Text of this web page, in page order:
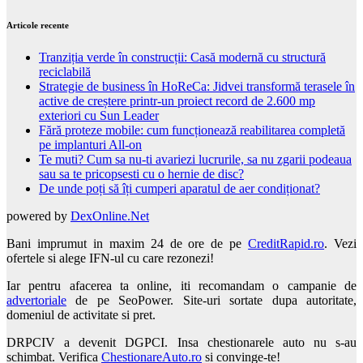
Articole recente
Tranziția verde în construcții: Casă modernă cu structură
reciclabilă
Strategie de business în HoReCa: Jidvei transformă terasele în
active de creștere printr-un proiect record de 2.600 mp
exteriori cu Sun Leader
Fără proteze mobile: cum funcționează reabilitarea completă
pe implanturi All-on
Te muti? Cum sa nu-ti avariezi lucrurile, sa nu zgarii podeaua
sau sa te pricopsesti cu o hernie de disc?
De unde poți să îți cumperi aparatul de aer condiționat?
powered by DexOnline.Net
Bani imprumut in maxim 24 de ore de peCreditRapid.ro. Vezi
ofertele si alege IFN-ul cu care rezonezi!
Iar pentru afacerea ta online, iti recomandam o campanie de
advertoriale de pe SeoPower. Site-uri sortate dupa autoritate,
domeniul de activitate si pret.
DRPCIV a devenit DGPCI. Insa chestionarele auto nu s-au
schimbat. Verifica ChestionareAuto.ro si convinge-te!